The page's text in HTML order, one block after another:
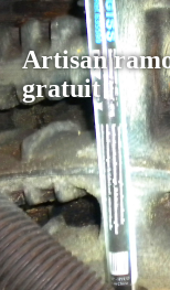
Artisan
gratuit